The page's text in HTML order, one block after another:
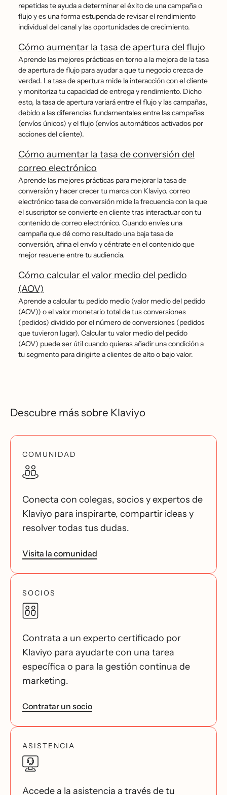
repetidas te ayuda a determinar el éxito de una campaña o
flujo y es una forma estupenda de revisar el rendimiento
individual del canal y las oportunidades de crecimiento.
Cómo aumentar la tasa de apertura del flujo
Aprende las mejores prácticas en torno a la mejora de la tasa
de apertura de flujo para ayudar a que tu negocio crezca de
verdad. La tasa de apertura mide la interacción con el cliente
y monitoriza tu capacidad de entrega y rendimiento. Dicho
esto, la tasa de apertura variará entre el flujo y las campañas,
debido a las diferencias fundamentales entre las campañas
(envíos únicos) y el flujo (envíos automáticos activados por
acciones del cliente).
Cómo aumentar la tasa de conversión del
correo electrónico
Aprende las mejores prácticas para mejorar la tasa de
conversión y hacer crecer tu marca con Klaviyo. correo
electrónico tasa de conversión mide la frecuencia con la que
el suscriptor se convierte en cliente tras interactuar con tu
contenido de correo electrónico. Cuando envíes una
campaña que dé como resultado una baja tasa de
conversión, afina el envío y céntrate en el contenido que
mejor resuene entre tu audiencia.
Cómo calcular el valor medio del pedido
(AOV)
Aprende a calcular tu pedido medio (valor medio del pedido
(AOV)) o el valor monetario total de tus conversiones
(pedidos) dividido por el número de conversiones (pedidos
que tuvieron lugar). Calcular tu valor medio del pedido
(AOV) puede ser útil cuando quieras añadir una condición a
tu segmento para dirigirte a clientes de alto o bajo valor.
Descubre más sobre Klaviyo
COMUNIDAD
Conecta con colegas, socios y expertos de
Klaviyo para inspirarte, compartir ideas y
resolver todas tus dudas.
Visita la comunidad
SOCIOS
Contrata a un experto certificado por
Klaviyo para ayudarte con una tarea
específica o para la gestión continua de
marketing.
Contratar un socio
ASISTENCIA
Accede a la asistencia a través de tu